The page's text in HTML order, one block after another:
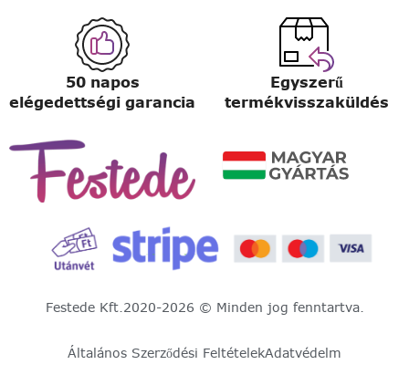
50 napos
elégedettségi garancia
Egyszerű
termékvisszaküldés
Festede Kft.2020-2026 © Minden jog fenntartva.
Általános Szerződési FeltételekAdatvédelm